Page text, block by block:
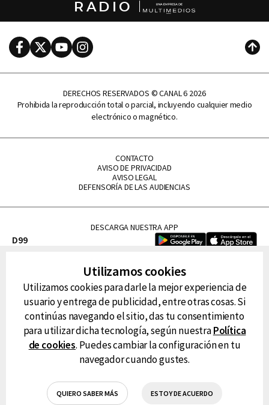
RADIO
FacebookTwitterYoutubeInstagram
DERECHOS RESERVADOS © CANAL 6 2026
Prohibida la reproducción total o parcial, incluyendo cualquier medio
electrónico o magnético.
CONTACTO
AVISO DE PRIVACIDAD
AVISO LEGAL
DEFENSORÍA DE LAS AUDIENCIAS
DESCARGA NUESTRA APP
D99
FM Tu
RG Deportiva
Classic FM
Utilizamos cookies
Utilizamos cookies para darle la mejor experiencia de
usuario y entrega de publicidad, entre otras cosas. Si
continúas navegando el sitio, das tu consentimiento
para utilizar dicha tecnología, según nuestraPolítica
de cookies. Puedes cambiar la configuración en tu
navegador cuando gustes.
QUIERO SABER MÁS ESTOY DE ACUERDO